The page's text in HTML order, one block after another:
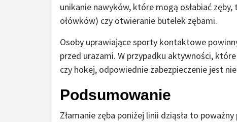
unikanie nawyków, które mogą osłabiać
ołówków) czy otwieranie butelek zębami.
Osoby uprawiające sporty kontaktowe
przed urazami. W przypadku aktywności,
czy hokej, odpowiednie zabezpieczenie jest
Podsumowanie
Złamanie zęba poniżej linii dziąsła to